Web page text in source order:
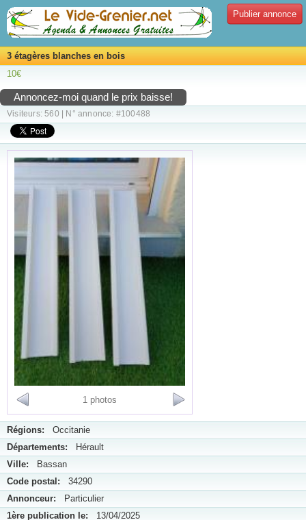
Publier annonce
3 étagères blanches en bois
10€
Annoncez-moi quand le prix baisse!
Visiteurs: 560 | N° annonce: #100488
1 photos
Régions: Occitanie
Départements: Hérault
Ville: Bassan
Code postal: 34290
Annonceur: Particulier
1ère publication le: 13/04/2025